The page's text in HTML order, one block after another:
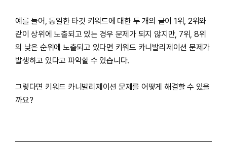
예를 들어, 동일한 타깃 키워드에 대한 두 개의 글이 1위, 2위와
같이 상위에 노출되고 있는 경우 문제가 되지 않지만, 7위, 8위
의 낮은 순위에 노출되고 있다면 키워드 카니발리제이션 문제가
발생하고 있다고 파악할 수 있습니다.
그렇다면 키워드 카니발리제이션 문제를 어떻게 해결할 수 있을
까요?